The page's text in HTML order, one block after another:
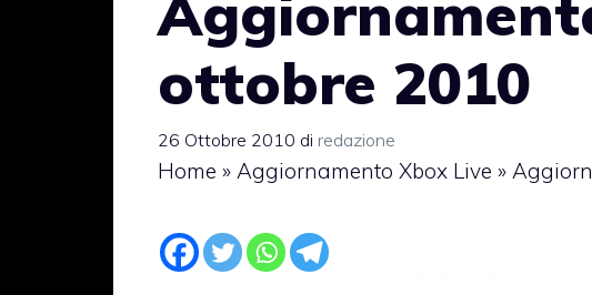
ottobre 2010
26 Ottobre 2010 di redazione
Home » Aggiornamento Xbox Live »